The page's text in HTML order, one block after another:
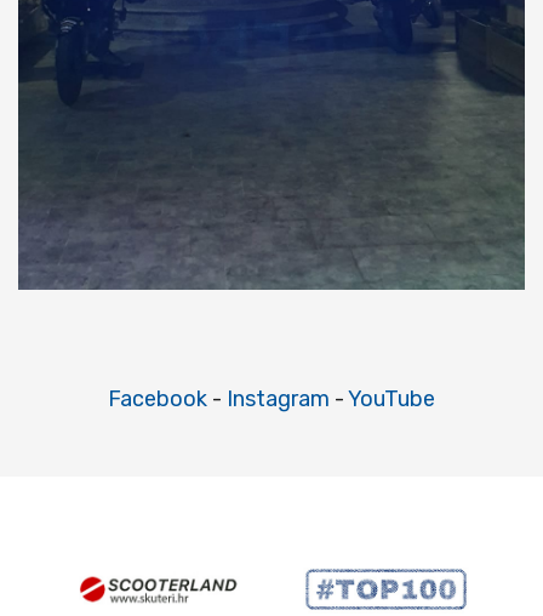
Facebook - Instagram -YouTube